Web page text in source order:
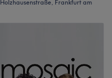
Frankfurt am